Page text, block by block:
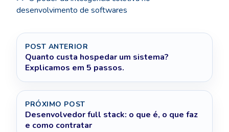
desenvolvimento de softwares
POST ANTERIOR
Quanto custa hospedar um sistema?
Explicamos em 5 passos.
PRÓXIMO POST
Desenvolvedor full stack: o que é, o que faz
e como contratar